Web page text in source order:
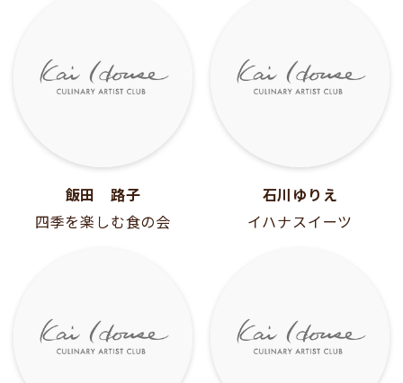
飯田 路子
四季を楽しむ食の会
石川ゆりえ
イハナスイーツ